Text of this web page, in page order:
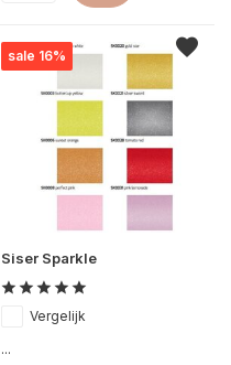
sale 16%
Siser Sparkle
Vergelijk
...